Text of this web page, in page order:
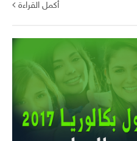
أكمل القراءة